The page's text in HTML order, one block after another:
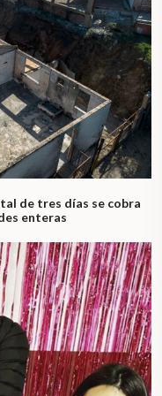
de tres días se cobra
enteras